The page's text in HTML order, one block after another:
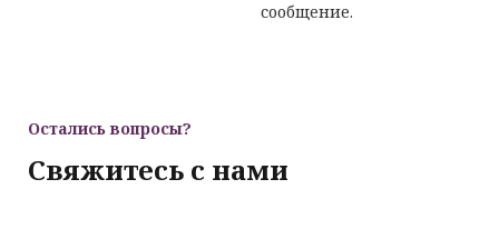
сообщение.
Остались вопросы?
Свяжитесь с нами